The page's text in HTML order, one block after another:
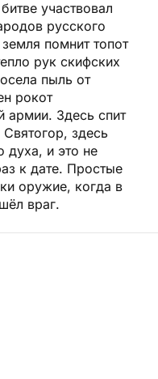
участвовал
русского
помнит топот
рук скифских
пыль от
рокот
армии. Здесь спит
здесь
духа, и это не
к дате. Простые
оружие, когда в
враг.